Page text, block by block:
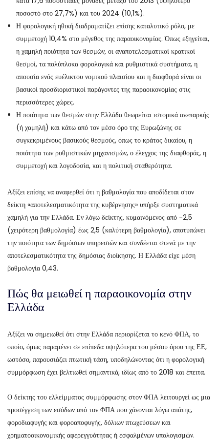
ποσοστό στο 27,7%) και του 2024 (10,1%).
Η φορολογική ηθική διαδραματίζει επίσης καταλυτικό ρόλο, με
συμμετοχή 10,4% στο μέγεθος της παραοικονομίας. Όπως εξηγείται,
η χαμηλή ποιότητα των θεσμών, οι αναποτελεσματικοί κρατικοί
θεσμοί, τα πολύπλοκα φορολογικά και ρυθμιστικά συστήματα, η
απουσία ενός ευέλικτου νομικού πλαισίου και η διαφθορά είναι οι
βασικοί προσδιοριστικοί παράγοντες της παραοικονομίας στις
περισσότερες χώρες.
Η ποιότητα των θεσμών στην Ελλάδα θεωρείται ιστορικά ανεπαρκής
(ή χαμηλή) και κάτω από τον μέσο όρο της Ευρωζώνης σε
συγκεκριμένους βασικούς θεσμούς, όπως το κράτος δικαίου, η
ποιότητα των ρυθμιστικών μηχανισμών, ο έλεγχος της διαφθοράς, η
συμμετοχή και λογοδοσία, και η πολιτική σταθερότητα.
Αξίζει επίσης να αναφερθεί ότι η βαθμολογία που αποδίδεται στον
δείκτη «αποτελεσματικότητα της κυβέρνησης» υπήρξε συστηματικά
χαμηλή για την Ελλάδα. Εν λόγω δείκτης, κυμαινόμενος από -2,5
(χειρότερη βαθμολογία) έως 2,5 (καλύτερη βαθμολογία), αποτυπώνει
την ποιότητα των δημόσιων υπηρεσιών και συνδέεται στενά με την
αποτελεσματικότητα της δημόσιας διοίκησης. Η Ελλάδα είχε μέση
βαθμολογία 0,43.
Πώς θα μειωθεί η παραοικονομία στην
Ελλάδα
Αξίζει να σημειωθεί ότι στην Ελλάδα περιορίζεται το κενό ΦΠΑ, το
οποίο, όμως παραμένει σε επίπεδα υψηλότερα του μέσου όρου της ΕΕ,
ωστόσο, παρουσιάζει πτωτική τάση, υποδηλώνοντας ότι η φορολογική
συμμόρφωση έχει βελτιωθεί σημαντικά, ιδίως από το 2018 και έπειτα.
Ο δείκτης του ελλείμματος συμμόρφωσης στον ΦΠΑ λειτουργεί ως μια
προσέγγιση των εσόδων από τον ΦΠΑ που χάνονται λόγω απάτης,
φοροδιαφυγής και φοροαποφυγής, δόλιων πτωχεύσεων και
χρηματοοικονομικής αφερεγγυότητας ή εσφαλμένων υπολογισμών.